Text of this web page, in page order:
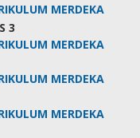
MERDEKA
3
MERDEKA
MERDEKA
MERDEKA